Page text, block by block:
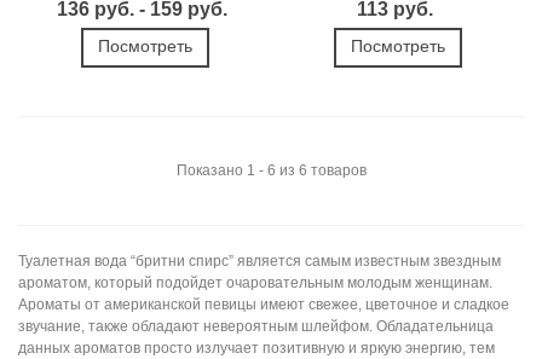
136 руб. - 159 руб.
Посмотреть
113 руб.
Посмотреть
Показано 1 - 6 из 6 товаров
Туалетная вода “бритни спирс” является самым известным звездным
ароматом, который подойдет очаровательным молодым женщинам.
Ароматы от американской певицы имеют свежее, цветочное и сладкое
звучание, также обладают невероятным шлейфом. Обладательница
данных ароматов просто излучает позитивную и яркую энергию, тем